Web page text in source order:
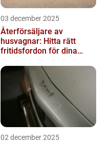
03 december 2025
Återförsäljare av
husvagnar: Hitta rätt
fritidsfordon för dina
02 december 2025